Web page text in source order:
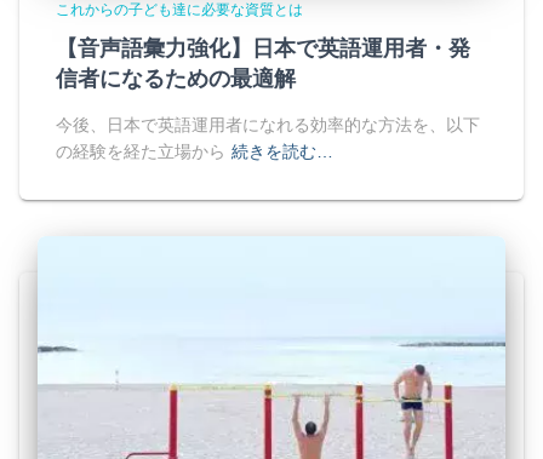
これからの子ども達に必要な資質とは
【音声語彙力強化】日本で英語運用者・発
信者になるための最適解
今後、日本で英語運用者になれる効率的な方法を、以下
の経験を経た立場から 続きを読む…